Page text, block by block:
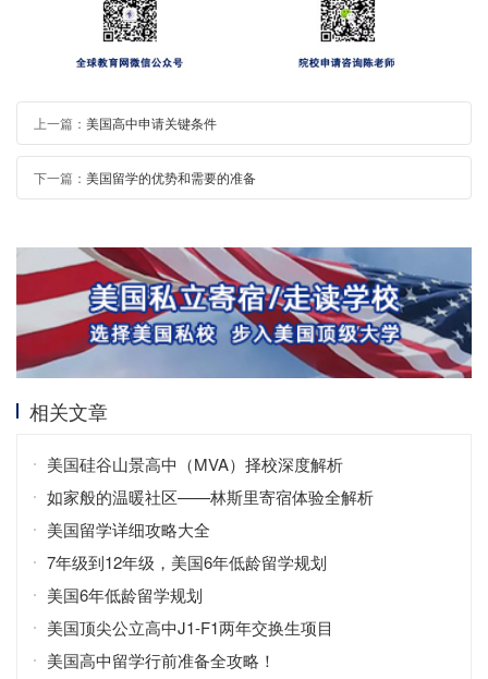
上一篇： 美国高中申请关键条件
下一篇： 美国留学的优势和需要的准备
相关文章
美国硅谷山景高中（MVA）择校深度解析
如家般的温暖社区——林斯里寄宿体验全解析
美国留学详细攻略大全
7年级到12年级，美国6年低龄留学规划
美国6年低龄留学规划
美国顶尖公立高中J1-F1两年交换生项目
美国高中留学行前准备全攻略！